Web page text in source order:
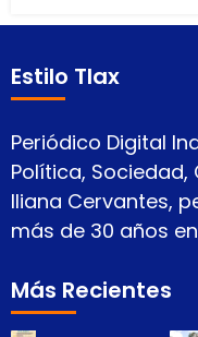
Estilo Tlax
Periódico Digital
Política,
Iliana Cervantes,
más de 30 años
Más Recientes